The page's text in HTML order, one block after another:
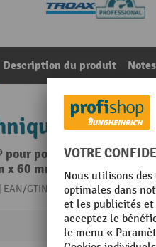
Description du produit
pour poteaux du
60 mm.
GTIN: 4055091004471De la
RAL 7037 gris